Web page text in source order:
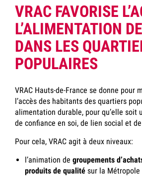
VRAC FAVORISE
L’ALIMENTATION
DANS LES
POPULAIRES
VRAC Hauts-de-France se donne pour
l’accès des habitants des quartiers
alimentation durable, pour qu’elle soit
de confiance en soi, de lien social et de
Pour cela, VRAC agit à deux niveaux:
l’animation de groupements
produits de qualité sur la